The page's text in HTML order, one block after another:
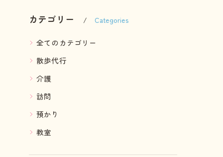
カテゴリー Categories
全てのカテゴリー
散歩代行
介護
訪問
預かり
教室